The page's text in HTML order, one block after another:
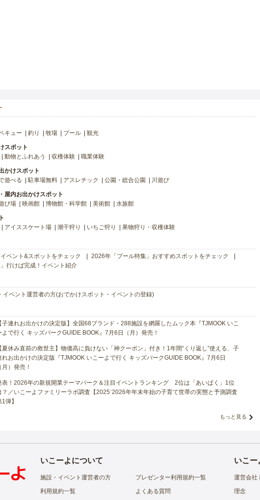
キュー 釣り 牧場 プール 観光
スポット
動物とふれあう 収穫体験 職業体験
かけスポット
遊べる 駐車場無料 アスレチック 公園・総合公園 川遊び
屋内お出かけスポット
び場 映画館 博物館・科学館 美術館 水族館
アイススケート場 潮干狩り いちご狩り 果物狩り・収穫体験
ベント&スポットをチェック
2026年「プール特集」おすすめスポットをチェック
行けば完成！イベント紹介
イベント運営者の方(おでかけスポット・イベントの登録)
子連れお出かけの決定版】全国68ブランド・288施設を網羅したムック本『TJMOOK いこ
よで行く キッズパークGUIDE BOOK』7月6日（月）発売！
夏休み直前の救世主】物価高に負けない「神クーポン」付き！1年間“くり返し”使える、子
れお出かけの決定版『TJMOOK いこーよで行く キッズパークGUIDE BOOK』7月6日
月）発売！
表！2026年の新規開業テーマパーク＆注目イベントランキング 2位は「あいぱく」1位
？／いこーよファミリーラボ調査【2025⁻2026年年末年始の子育て世帯の実態と予測調査
弾】
もっと見る
いこーよについて
施設・イベント運営者の方
プレゼンター利用規約一覧
利用規約一覧
よくある質問
いこー
運営会社
理念